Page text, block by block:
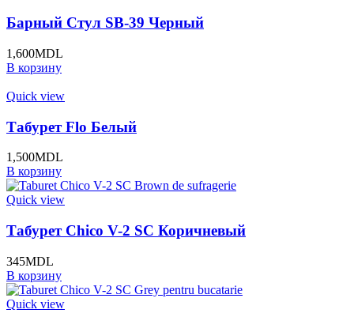
Барный Стул SB-39 Черный
1,600MDL
В корзину
Quick view
Табурет Flo Белый
1,500MDL
В корзину
Quick view
Табурет Chico V-2 SC Коричневый
345MDL
В корзину
Quick view